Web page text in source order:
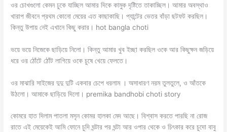
ওর চোখগুলো কেমন ঢুকে যাচ্ছিল আমার দিকে কামুক দৃষ্টিতে তাকাচ্ছিল। আমার অবস্থাও
খারাপ জীবনে প্রথম কোনো মেয়ের এত কাছাকাছি। প্যান্টের ভেতর বাঁড়া ছটফট করছিল।
কিন্তু উপায় নেই এখানে কিছু করার। hot bangla choti
ভয়ে ভয়ে নিজেকে ছাড়িয়ে নিলো। কিন্তু আমার খুব ইচ্ছা করছিল ওকে আর কিছুক্ষন জড়িয়ে
ধরে ওর ঠোঁটে ঠোঁট লাগিয়ে ওকে চুষে খেয়ে ফেলতে।
ওর মাঝারি সাইজের দুদু দুটি একবার চেপে ধরলাম । অসাধারণ নরম তুলতুলে, ও আঁতকে
উঠলো। আমাকে ছাড়িয়ে দিলো। premika bandhobi choti story
কোমরে হাত দিলাম পাতলা মসৃন কোমর হালকা মেদ আছে। বিশ্বাস করতে পারছি না রোজ
রাতে এই মেয়েকেই আমি ফোনে চুদি ঘন্টার পর ঘন্টা আর ওপার থেকে ও চিৎকার করে চুদো বাবু